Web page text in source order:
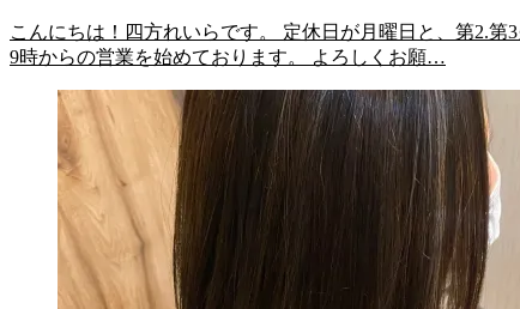
こんにちは！四方れいらです。 定休日が月曜日と、第2.
9時からの営業を始めております。 よろしくお願…